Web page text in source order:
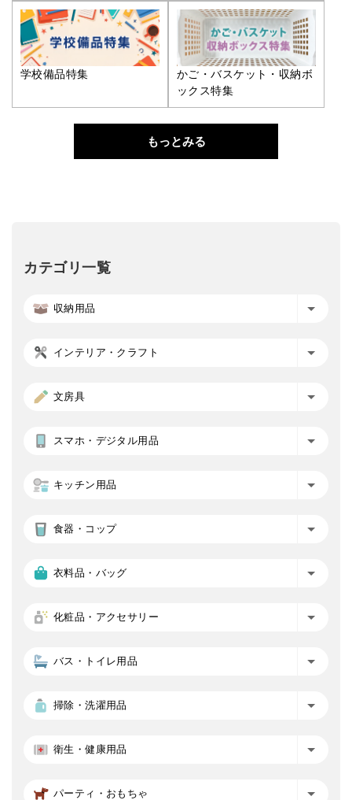
学校備品特集
かご・バスケット・収納ボ
ックス特集
もっとみる
カテゴリ一覧
収納用品
インテリア・クラフト
文房具
スマホ・デジタル用品
キッチン用品
食器・コップ
衣料品・バッグ
化粧品・アクセサリー
バス・トイレ用品
掃除・洗濯用品
衛生・健康用品
パーティ・おもちゃ